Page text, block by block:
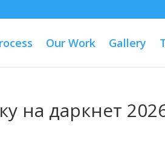
Our Work Gallery
на даркнет